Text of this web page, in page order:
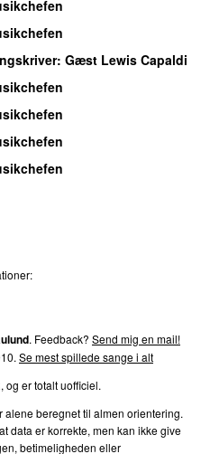
: Gæst Lewis Capaldi
. Feedback? Send mig en mail!
Se mest spillede sange i alt
og er totalt uofficiel.
beregnet til almen orientering.
data er korrekte, men kan ikke give
betimeligheden eller